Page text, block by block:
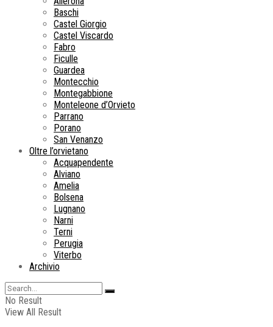
Baschi
Castel Giorgio
Castel Viscardo
Fabro
Ficulle
Guardea
Montecchio
Montegabbione
Monteleone d’Orvieto
Parrano
Porano
San Venanzo
Oltre l’orvietano
Acquapendente
Alviano
Amelia
Bolsena
Lugnano
Narni
Terni
Perugia
Viterbo
Archivio
No Result
View All Result